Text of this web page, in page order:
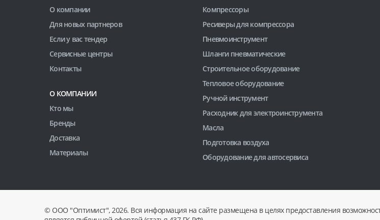
О компании
Для новых партнеров
Если у вас тендер
Сервисные центры
Контакты
О КОМПАНИИ
Кто мы
Бренды
Доставка
Материалы
Компрессоры
Ресиверы для компрессора
Пневмоинструмент
Шланги пневматические
Строительное оборудование
Тепловое оборудование
Ручной инструмент
Расходник для электроинструмента
Масла
Подготовка воздуха
Оборудование для автосервиса
© ООО "Оптимист", 2026. Вся информация на сайте размещена в целях предоставления